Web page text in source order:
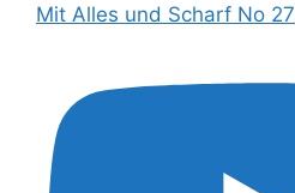
Mit Alles und Scharf No 27